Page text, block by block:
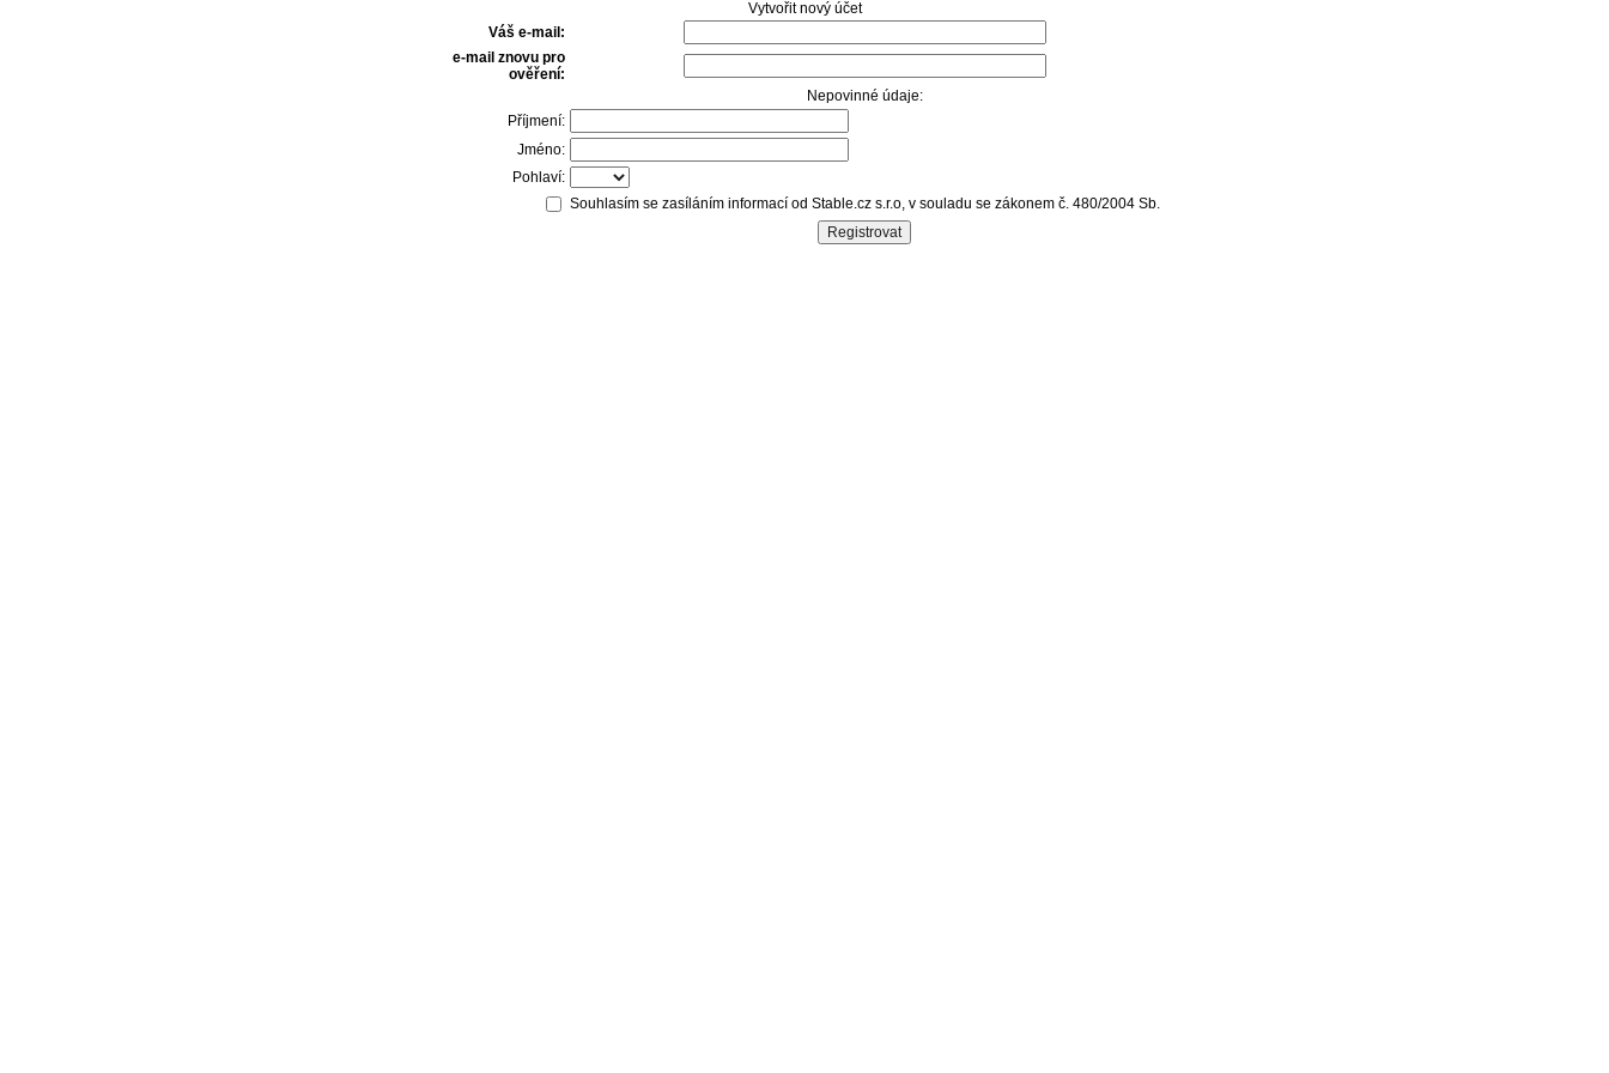
Vytvořit nový účet
Váš e-mail:
e-mail znovu pro
ověření:
Nepovinné údaje:
Příjmení:
Jméno:
Pohlaví:
Souhlasím se zasíláním informací od Stable.cz s.r.o, v souladu se zákonem č. 480/2004 Sb.